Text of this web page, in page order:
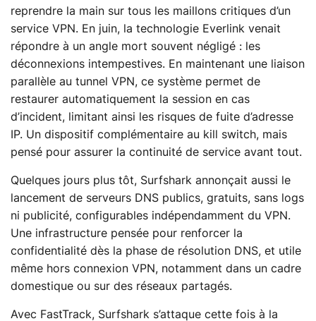
reprendre la main sur tous les maillons critiques d’un
service VPN. En juin, la technologie Everlink venait
répondre à un angle mort souvent négligé : les
déconnexions intempestives. En maintenant une liaison
parallèle au tunnel VPN, ce système permet de
restaurer automatiquement la session en cas
d’incident, limitant ainsi les risques de fuite d’adresse
IP. Un dispositif complémentaire au kill switch, mais
pensé pour assurer la continuité de service avant tout.
Quelques jours plus tôt, Surfshark annonçait aussi le
lancement de serveurs DNS publics, gratuits, sans logs
ni publicité, configurables indépendamment du VPN.
Une infrastructure pensée pour renforcer la
confidentialité dès la phase de résolution DNS, et utile
même hors connexion VPN, notamment dans un cadre
domestique ou sur des réseaux partagés.
Avec FastTrack, Surfshark s’attaque cette fois à la